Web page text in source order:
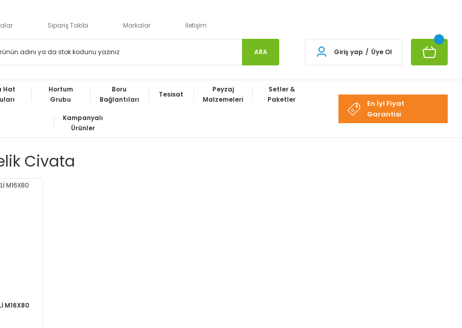
Sipariş Takibi Markalar İletişim
ARA Giriş yap / Üye Ol
Hat
Hortum
Grubu
Boru
Bağlantıları
Tesisat
Peyzaj
Malzemeleri
Setler &
Paketler
Kampanyalı
Ürünler
En İyi Fiyat
Garantisi
Civata
M16X80